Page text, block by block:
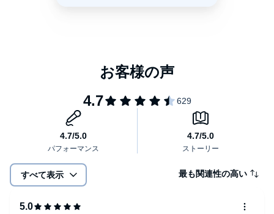
すべて表示 最も関連性の高い